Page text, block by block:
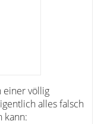
einer völlig
alles falsch
kann: